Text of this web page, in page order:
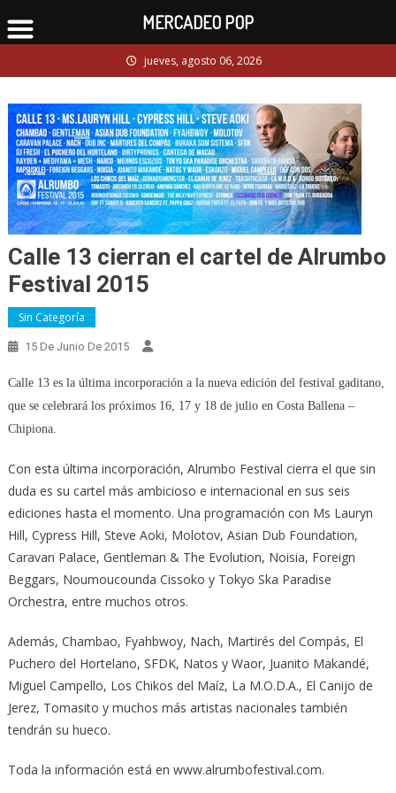
to
jueves, agosto 06, 2026
Calle 13 cierran el cartel de Alrumbo
Festival 2015
Sin Categoría
15 De Junio De 2015
Calle 13 es la última incorporación a la nueva edición del festival gaditano,
que se celebrará los próximos 16, 17 y 18 de julio en Costa Ballena –
Chipiona.
Con esta última incorporación, Alrumbo Festival cierra el que sin
duda es su cartel más ambicioso e internacional en sus seis
ediciones hasta el momento. Una programación con Ms Lauryn
Hill, Cypress Hill, Steve Aoki, Molotov, Asian Dub Foundation,
Caravan Palace, Gentleman & The Evolution, Noisia, Foreign
Beggars, Noumoucounda Cissoko y Tokyo Ska Paradise
Orchestra, entre muchos otros.
Además, Chambao, Fyahbwoy, Nach, Martirés del Compás, El
Puchero del Hortelano, SFDK, Natos y Waor, Juanito Makandé,
Miguel Campello, Los Chikos del Maíz, La M.O.D.A., El Canijo de
Jerez, Tomasito y muchos más artistas nacionales también
tendrán su hueco.
Toda la información está en www.alrumbofestival.com.
MERCADEO POP